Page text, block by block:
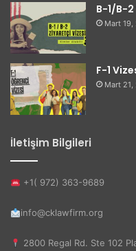
B-1/B-
Mart
F-1
Mart
İletişim Bilgileri
+1( 972) 363-9689
info@cklawfirm.org
2800 Regal Rd. Ste 102